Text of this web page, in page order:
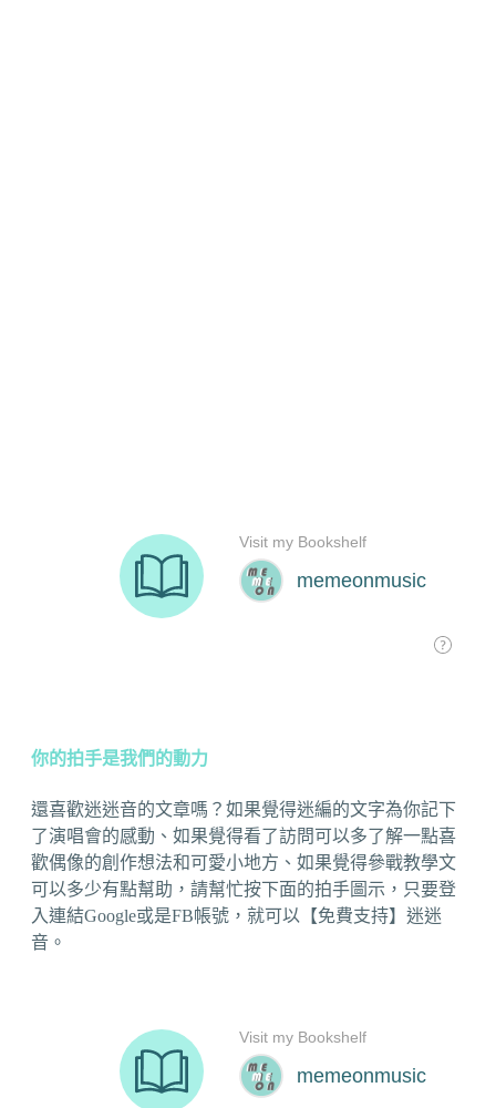
你的拍手是我們的動力
還喜歡迷迷音的文章嗎？如果覺得迷編的文字為你記下
了演唱會的感動、如果覺得看了訪問可以多了解一點喜
歡偶像的創作想法和可愛小地方、如果覺得參戰教學文
可以多少有點幫助，請幫忙按下面的拍手圖示，只要登
入連結Google或是FB帳號，就可以【免費支持】迷迷
音。